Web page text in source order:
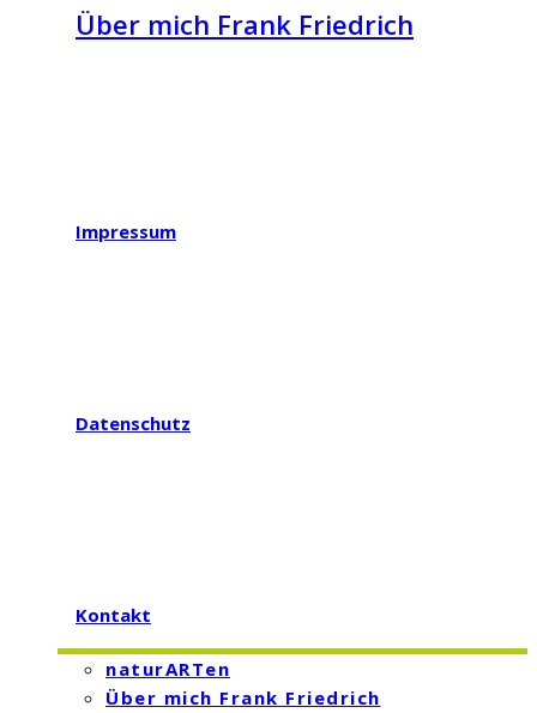
Über mich Frank Friedrich
Impressum
Datenschutz
Kontakt
naturARTen
Über mich Frank Friedrich